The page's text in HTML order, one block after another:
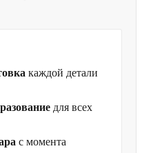
каждой детали
для всех
с момента